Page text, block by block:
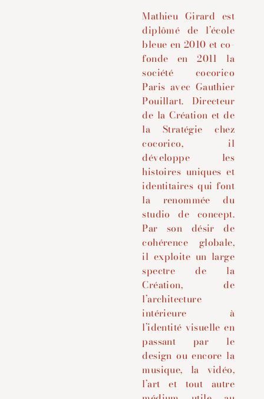
Mathieu Girard est
diplômé de l’école
bleue en 2010 et co-
fonde en 2011 la
société cocorico
Paris avec Gauthier
Pouillart.Directeur
de la Création et de
la Stratégie chez
cocorico, il
développe les
histoires uniques et
identitaires qui font
la renommée du
studio de concept.
Par son désir de
cohérence globale,
il exploite un large
spectre de la
Création, de
l’architecture
intérieure à
l’identité visuelle en
passant par le
design ou encore la
musique, la vidéo,
l’art et tout autre